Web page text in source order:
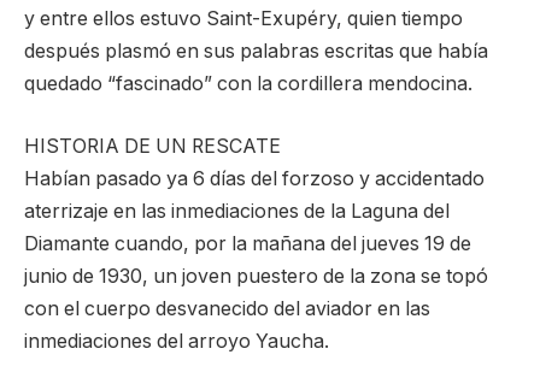
y entre ellos estuvo Saint-Exupéry, quien tiempo
después plasmó en sus palabras escritas que había
quedado “fascinado” con la cordillera mendocina.
HISTORIA DE UN RESCATE
Habían pasado ya 6 días del forzoso y accidentado
aterrizaje en las inmediaciones de la Laguna del
Diamante cuando, por la mañana del jueves 19 de
junio de 1930, un joven puestero de la zona se topó
con el cuerpo desvanecido del aviador en las
inmediaciones del arroyo Yaucha.